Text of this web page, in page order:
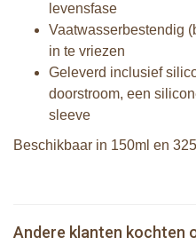
levensfase
Vaatwasserbestendig
in te vriezen
Geleverd inclusief
doorstroom, een
sleeve
Beschikbaar in 150ml en
Andere klanten kochten
€ 25,99Pura silicone tuit 2 stuks